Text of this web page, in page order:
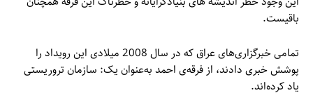
باقیست.
تمامی خبرگزاری‌های عراق که در سال 2008 میلادی این رویداد را
پوشش خبری دادند، از فرقه‌ی احمد به‌عنوان یک: سازمان تروریستی
یاد کرده‌اند.